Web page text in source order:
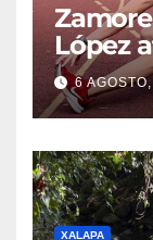
López
Máster
del Sur
6
XALAPA